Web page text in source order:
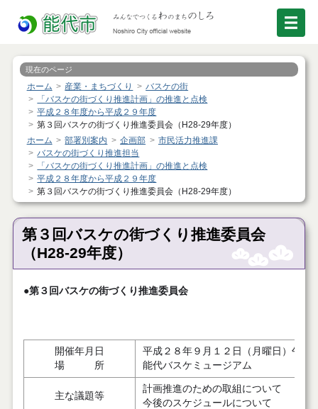
現在のページ
ホーム 産業・まちづくり
バスケの街
「バスケの街づくり推進計画」の推進と点検
平成２８年度から平成２９年度
第３回バスケの街づくり推進委員会（H28-29年度）
ホーム
部署別案内 企画部
市民活力推進課
バスケの街づくり推進担当
「バスケの街づくり推進計画」の推進と点検
平成２８年度から平成２９年度
第３回バスケの街づくり推進委員会（H28-29年度）
第３回バスケの街づくり推進委員会
（H28-29年度）
●第３回バスケの街づくり推進委員会
開催年月日
場 所
平成２８年９月１２日（月曜日）午後
能代バスケミュージアム
主な議題等
計画推進のための取組について
今後のスケジュールについて